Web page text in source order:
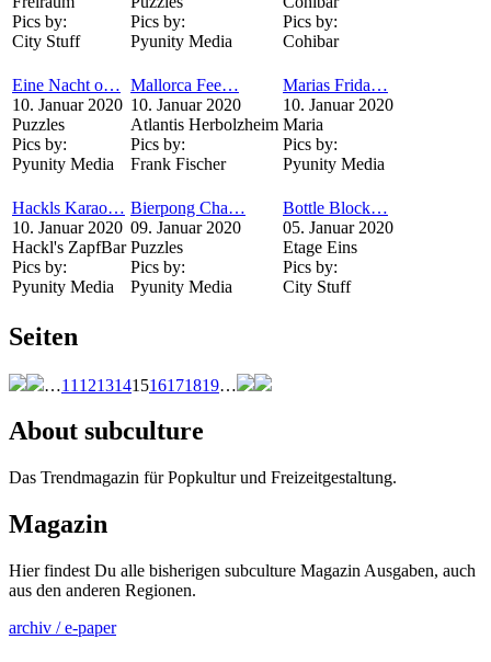
Pics by:
City Stuff
Pics by:
Pyunity Media
Pics by:
Cohibar
Eine Nacht o…
10. Januar 2020
Puzzles
Pics by:
Pyunity Media
Mallorca Fee…
10. Januar 2020
Atlantis Herbolzheim
Pics by:
Frank Fischer
Marias Frida…
10. Januar 2020
Maria
Pics by:
Pyunity Media
Hackls Karao…
10. Januar 2020
Hackl's ZapfBar
Pics by:
Pyunity Media
Bierpong Cha…
09. Januar 2020
Puzzles
Pics by:
Pyunity Media
Bottle Block…
05. Januar 2020
Etage Eins
Pics by:
City Stuff
Seiten
…11 1213141516171819…
About subculture
Das Trendmagazin für Popkultur und Freizeitgestaltung.
Magazin
Hier findest Du alle bisherigen subculture Magazin Ausgaben, auch
aus den anderen Regionen.
archiv / e-paper